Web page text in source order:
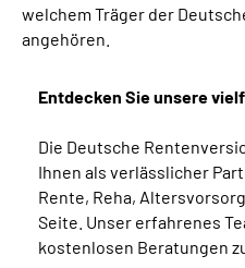
welchem Träger der
angehören.
Entdecken Sie unsere
Die Deutsche
Ihnen als verlässlicher
Rente, Reha,
Seite. Unser erfahrenes
kostenlosen Beratungen